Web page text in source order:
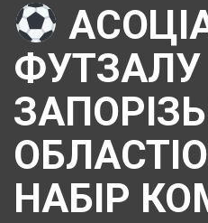
ФУТЗАЛУ
НАБІР